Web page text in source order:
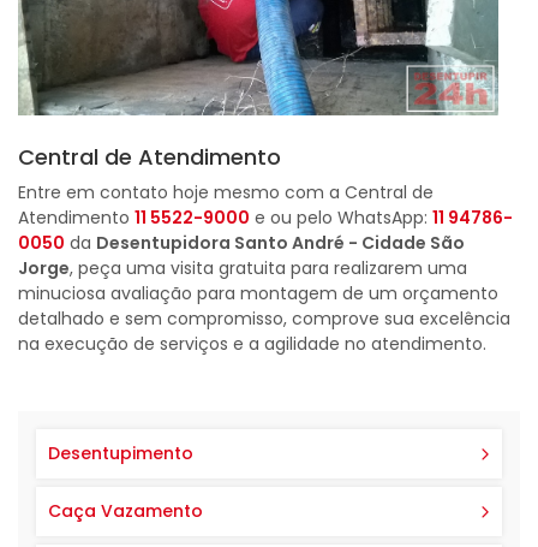
Central de Atendimento
Entre em contato hoje mesmo com a Central de
Atendimento 11 5522-9000 e ou pelo WhatsApp: 11 94786-
0050 da Desentupidora Santo André - Cidade São
Jorge, peça uma visita gratuita para realizarem uma
minuciosa avaliação para montagem de um orçamento
detalhado e sem compromisso, comprove sua excelência
na execução de serviços e a agilidade no atendimento.
Desentupimento
Caça Vazamento